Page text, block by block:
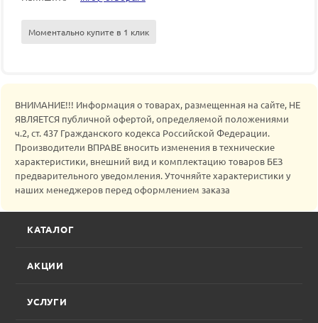
Моментально купите в 1 клик
ВНИМАНИЕ!!! Информация о товарах, размещенная на сайте, НЕ
ЯВЛЯЕТСЯ публичной офертой, определяемой положениями
ч.2, ст. 437 Гражданского кодекса Российской Федерации.
Производители ВПРАВЕ вносить изменения в технические
характеристики, внешний вид и комплектацию товаров БЕЗ
предварительного уведомления. Уточняйте характеристики у
наших менеджеров перед оформлением заказа
КАТАЛОГ
АКЦИИ
УСЛУГИ